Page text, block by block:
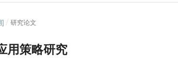
] / 研究论文
用策略研究